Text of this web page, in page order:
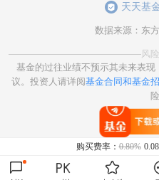
天天基
数据来源：东
风
基金的过往业绩不预示其未来表
议。投资人请详阅基金合同和基金
购买费率：0.80%
打